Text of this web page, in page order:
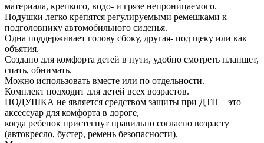
материала, крепкого, водо- и грязе непроницаемого.
Подушки легко крепятся регулируемыми ремешками к
подголовнику автомобильного сиденья.
Одна поддерживает голову сбоку, другая- под щеку или как
объятия.
Создано для комфорта детей в пути, удобно смотреть планшет,
спать, обнимать.
Можно использовать вместе или по отдельности.
Комплект подходит для детей всех возрастов.
ПОДУШКА не является средством защиты при ДТП – это
аксессуар для комфорта в дороге,
когда ребенок пристегнут правильно согласно возрасту
(автокресло, бустер, ремень безопасности).